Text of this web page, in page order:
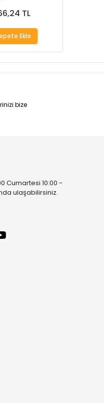
TL
Ekle
bize
Cumartesi 10:00 -
ulaşabilirsiniz.